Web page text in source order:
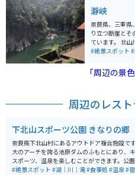
瀞峡
奈良県、三重県
り立つ断崖とそ
ています。 北
り、瀞八丁(どろ
断崖、荘厳な岩
とができます。
#絶景スポット
「周辺の景
周辺のレス
下北山スポーツ公園 きなりの郷
奈良県下北山村にあるアウトドア複合施設で
大のアーチを誇る池原ダムのふもとにあり、
スポーツ、温泉を楽しむことができます。公
ートキャンプ場、バンガロー、コテージがあり
#絶景スポット #湖｜川｜滝#食事処 #温泉#